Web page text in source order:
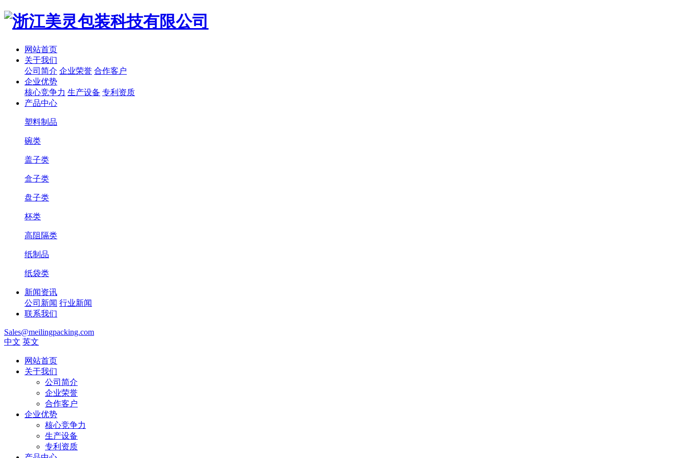
网站首页
关于我们
公司简介 企业荣誉 合作客户
企业优势
核心竞争力 生产设备 专利资质
产品中心
塑料制品
碗类
盖子类
盒子类
盘子类
杯类
高阻隔类
纸制品
纸袋类
新闻资讯
公司新闻 行业新闻
联系我们
Sales@meilingpacking.com
中文 英文
网站首页
关于我们
公司简介
企业荣誉
合作客户
企业优势
核心竞争力
生产设备
专利资质